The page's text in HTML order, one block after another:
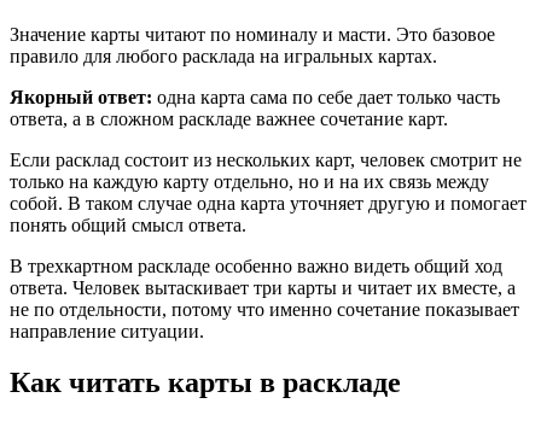
Значение карты читают по номиналу и масти. Это базовое
правило для любого расклада на игральных картах.
Якорный ответ: одна карта сама по себе дает только часть
ответа, а в сложном раскладе важнее сочетание карт.
Если расклад состоит из нескольких карт, человек смотрит не
только на каждую карту отдельно, но и на их связь между
собой. В таком случае одна карта уточняет другую и помогает
понять общий смысл ответа.
В трехкартном раскладе особенно важно видеть общий ход
ответа. Человек вытаскивает три карты и читает их вместе, а
не по отдельности, потому что именно сочетание показывает
направление ситуации.
Как читать карты в раскладе